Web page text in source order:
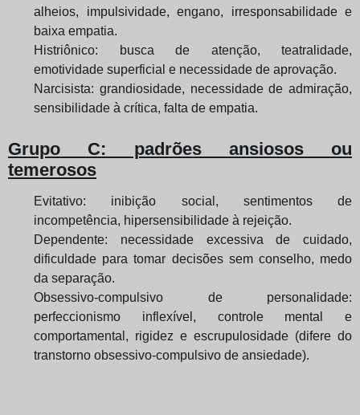
alheios, impulsividade, engano, irresponsabilidade e
baixa empatia.
Histriônico: busca de atenção, teatralidade,
emotividade superficial e necessidade de aprovação.
Narcisista: grandiosidade, necessidade de admiração,
sensibilidade à crítica, falta de empatia.
Grupo C: padrões ansiosos ou
temerosos
Evitativo: inibição social, sentimentos de
incompetência, hipersensibilidade à rejeição.
Dependente: necessidade excessiva de cuidado,
dificuldade para tomar decisões sem conselho, medo
da separação.
Obsessivo‑compulsivo de personalidade:
perfeccionismo inflexível, controle mental e
comportamental, rigidez e escrupulosidade (difere do
transtorno obsessivo‑compulsivo de ansiedade).